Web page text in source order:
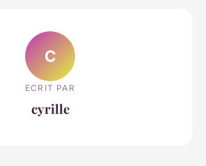
C
ECRIT PAR
cyrille